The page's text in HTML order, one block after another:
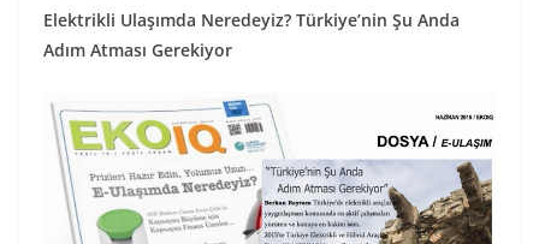
Elektrikli Ulaşımda Neredeyiz? Türkiye’nin Şu Anda
Adım Atması Gerekiyor